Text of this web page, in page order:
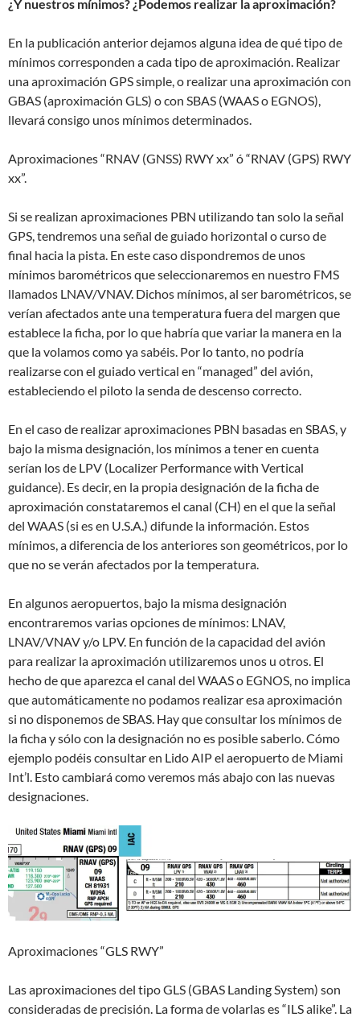
¿Y nuestros mínimos? ¿Podemos realizar la aproximación?
En la publicación anterior dejamos alguna idea de qué tipo de
mínimos corresponden a cada tipo de aproximación. Realizar
una aproximación GPS simple, o realizar una aproximación con
GBAS (aproximación GLS) o con SBAS (WAAS o EGNOS),
llevará consigo unos mínimos determinados.
Aproximaciones “RNAV (GNSS) RWY xx” ó “RNAV (GPS) RWY
xx”.
Si se realizan aproximaciones PBN utilizando tan solo la señal
GPS, tendremos una señal de guiado horizontal o curso de
final hacia la pista. En este caso dispondremos de unos
mínimos barométricos que seleccionaremos en nuestro FMS
llamados LNAV/VNAV. Dichos mínimos, al ser barométricos, se
verían afectados ante una temperatura fuera del margen que
establece la ficha, por lo que habría que variar la manera en la
que la volamos como ya sabéis. Por lo tanto, no podría
realizarse con el guiado vertical en “managed” del avión,
estableciendo el piloto la senda de descenso correcto.
En el caso de realizar aproximaciones PBN basadas en SBAS, y
bajo la misma designación, los mínimos a tener en cuenta
serían los de LPV (Localizer Performance with Vertical
guidance). Es decir, en la propia designación de la ficha de
aproximación constataremos el canal (CH) en el que la señal
del WAAS (si es en U.S.A.) difunde la información. Estos
mínimos, a diferencia de los anteriores son geométricos, por lo
que no se verán afectados por la temperatura.
En algunos aeropuertos, bajo la misma designación
encontraremos varias opciones de mínimos: LNAV,
LNAV/VNAV y/o LPV. En función de la capacidad del avión
para realizar la aproximación utilizaremos unos u otros. El
hecho de que aparezca el canal del WAAS o EGNOS, no implica
que automáticamente no podamos realizar esa aproximación
si no disponemos de SBAS. Hay que consultar los mínimos de
la ficha y sólo con la designación no es posible saberlo. Cómo
ejemplo podéis consultar en Lido AIP el aeropuerto de Miami
Int’l. Esto cambiará como veremos más abajo con las nuevas
designaciones.
Aproximaciones “GLS RWY”
Las aproximaciones del tipo GLS (GBAS Landing System) son
consideradas de precisión. La forma de volarlas es “ILS alike”. La